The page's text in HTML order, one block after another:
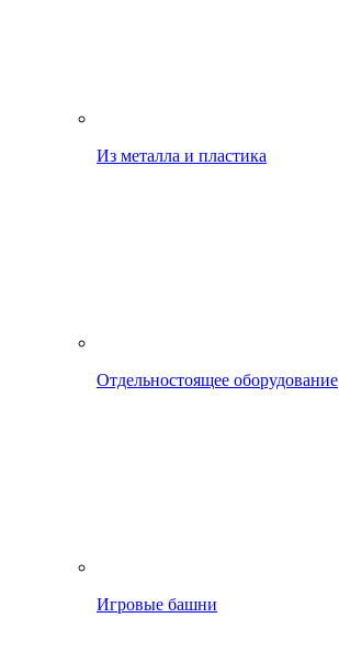
Из металла и пластика
Отдельностоящее оборудование
Игровые башни